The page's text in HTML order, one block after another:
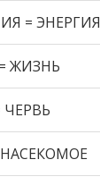
= ЭНЕРГИЯ
ЖИЗНЬ